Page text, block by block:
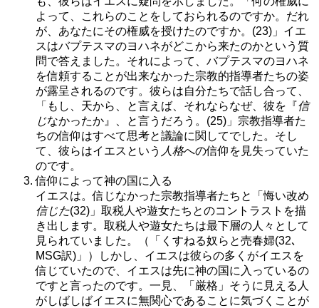
よって、これらのことをしておられるのですか。だれ
が、あなたにその権威を授けたのですか。(23)」イエ
スはバプテスマのヨハネがどこから来たのかという質
問で答えました。それによって、バプテスマのヨハネ
を信頼することが出来なかった宗教的指導者たちの姿
が露呈されるのです。彼らは自分たちで話し合って、
「もし、天から、と言えば、それならなぜ、彼を『信
じなかったか』、と言うだろう。(25)」宗教指導者た
ちの信仰はすべて思考と議論に関してでした。そし
て、彼らはイエスという 人格への信仰を見失っていた
のです。
信仰によって神の国に入る
イエスは。信じなかった宗教指導者たちと「悔い改め
信じた(32)」取税人や遊女たちとのコントラストを描
き出します。取税人や遊女たちは最下層の人々として
見られていました。（「くすねる奴らと売春婦(32､
MSG訳)」）しかし、イエスは彼らの多くがイエスを
信じていたので、イエスは先に神の国に入っているの
ですと言ったのです。一見、「厳格」そうに見える人
がしばしばイエスに無関心であることに気づくことが